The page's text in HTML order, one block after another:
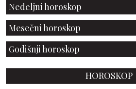
Nedeljni horoskop
Mesečni horoskop
Godišnji horoskop
HOROSKOP